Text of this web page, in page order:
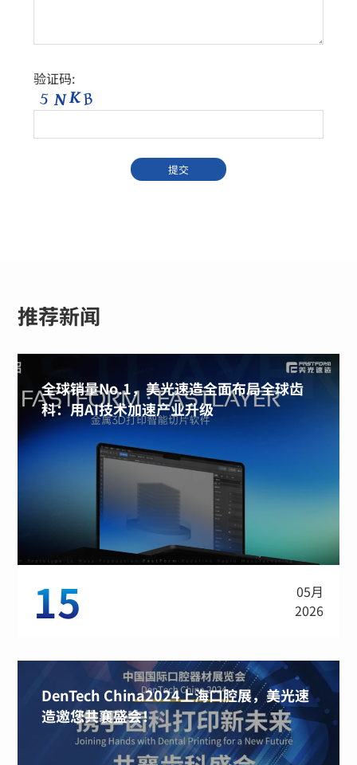
验证码:
推荐新闻
全球销量No.1，美光速造全面布局全球齿
科：用AI技术加速产业升级
15
05月
2026
DenTech China2024上海口腔展，美光速
造邀您共襄盛会！